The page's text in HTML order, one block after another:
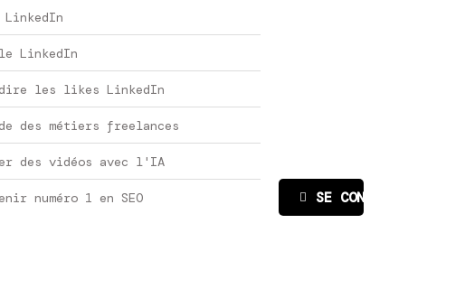
LinkedIn
LinkedIn
les likes LinkedIn
des métiers freelances
des vidéos avec l'IA
numéro 1 en SEO SE CONNECTER